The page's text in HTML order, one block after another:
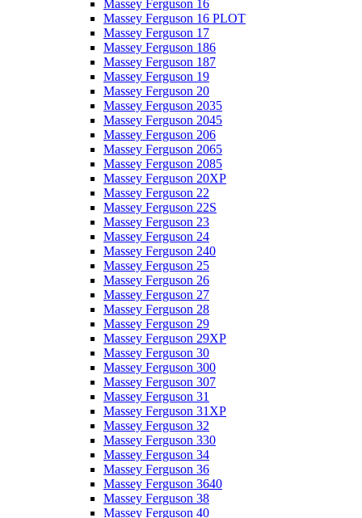
Massey Ferguson 16
Massey Ferguson 16 PLOT
Massey Ferguson 17
Massey Ferguson 186
Massey Ferguson 187
Massey Ferguson 19
Massey Ferguson 20
Massey Ferguson 2035
Massey Ferguson 2045
Massey Ferguson 206
Massey Ferguson 2065
Massey Ferguson 2085
Massey Ferguson 20XP
Massey Ferguson 22
Massey Ferguson 22S
Massey Ferguson 23
Massey Ferguson 24
Massey Ferguson 240
Massey Ferguson 25
Massey Ferguson 26
Massey Ferguson 27
Massey Ferguson 28
Massey Ferguson 29
Massey Ferguson 29XP
Massey Ferguson 30
Massey Ferguson 300
Massey Ferguson 307
Massey Ferguson 31
Massey Ferguson 31XP
Massey Ferguson 32
Massey Ferguson 330
Massey Ferguson 34
Massey Ferguson 36
Massey Ferguson 3640
Massey Ferguson 38
Massey Ferguson 40